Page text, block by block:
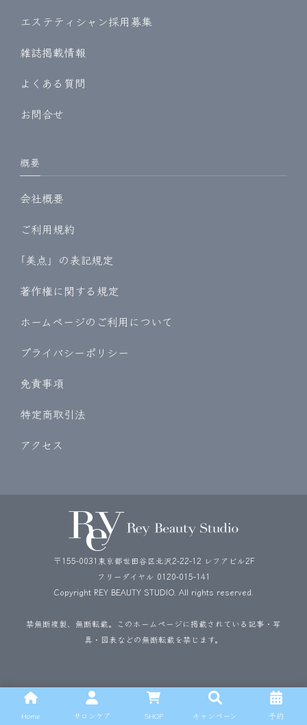
エステティシャン採用募集
雑誌掲載情報
よくある質問
お問合せ
概要
会社概要
ご利用規約
｢美点」の表記規定
著作権に関する規定
ホームページのご利用について
プライバシーポリシー
免責事項
特定商取引法
アクセス
〒155-0031東京都世田谷区北沢2-22-12 レフアビル2F
フリーダイヤル 0120-015-141
Copyright REY BEAUTY STUDIO. All rights reserved.
禁無断複製、無断転載。このホームページに掲載されている記事・写
真・図表などの無断転載を禁じます。
Home サロンケア SHOP キャンペーン 予約